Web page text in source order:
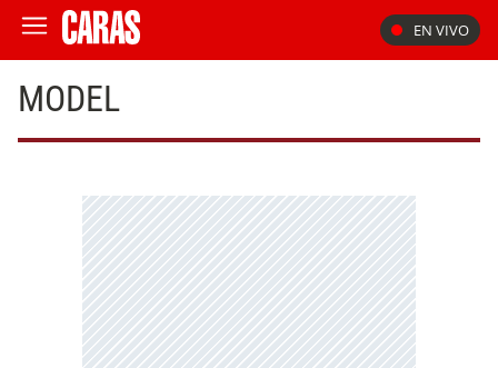
EN VIVO
MODEL